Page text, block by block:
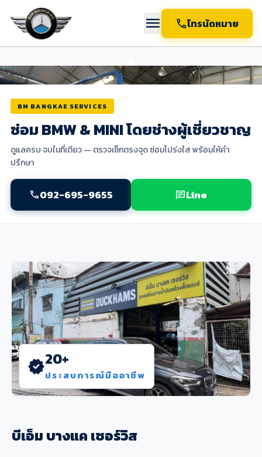
menu callโทรนัดหมาย
BM BANGKAE SERVICES
ซ่อม BMW & MINI โดยช่างผู้เชี่ยวชาญ
ดูแลครบ จบในที่เดียว — ตรวจเช็กตรงจุด ซ่อมโปร่งใส พร้อมให้คำ
ปรึกษา
call092-695-9655 chatLine
verified20+
ประสบการณ์มืออาชีพ
บีเอ็ม บางแค เซอร์วิส